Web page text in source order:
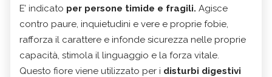
E’ indicato per persone timide e fragili. Agisce
contro paure, inquietudini e vere e proprie fobie,
rafforza il carattere e infonde sicurezza nelle proprie
capacità, stimola il linguaggio e la forza vitale.
Questo fiore viene utilizzato per i disturbi digestivi